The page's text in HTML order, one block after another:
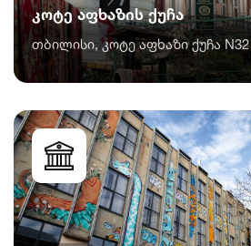
კოტე აფხაზის ქუჩა
თბილისი, კოტე აფხაზი ქუჩა N32